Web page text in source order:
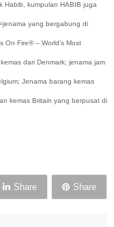
Habib, kumpulan HABIB juga
yang bergabung di
On Fire® – World’s Most
dari Denmark; jenama jam
Jenama barang kemas
kemas Britain yang berpusat di
Share Share